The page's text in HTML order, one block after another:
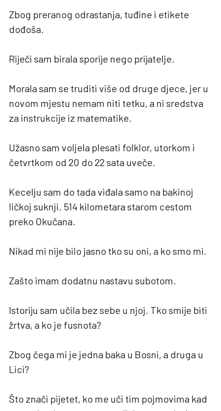
Zbog preranog odrastanja, tuđine i etikete
dođoša.
Riječi sam birala sporije nego prijatelje.
Morala sam se truditi više od druge djece, jer u
novom mjestu nemam niti tetku, a ni sredstva
za instrukcije iz matematike.
Užasno sam voljela plesati folklor, utorkom i
četvrtkom od 20 do 22 sata uveče.
Kecelju sam do tada viđala samo na bakinoj
ličkoj suknji. 514 kilometara starom cestom
preko Okučana.
Nikad mi nije bilo jasno tko su oni, a ko smo mi.
Zašto imam dodatnu nastavu subotom.
Istoriju sam učila bez sebe u njoj. Tko smije biti
žrtva, a ko je fusnota?
Zbog čega mi je jedna baka u Bosni, a druga u
Lici?
Što znači pijetet, ko me uči tim pojmovima kad